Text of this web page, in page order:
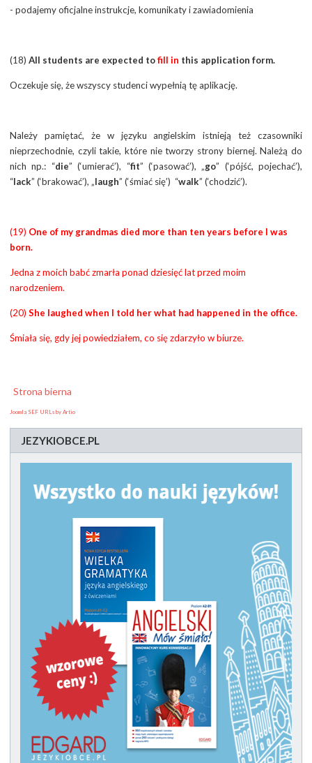
- podajemy oficjalne instrukcje, komunikaty i zawiadomienia
(18) All students are expected tofill in this application form.
Oczekuje się, że wszyscy studenci wypełnią tę aplikację.
Należy pamiętać, że w języku angielskim istnieją też czasowniki
nieprzechodnie, czyli takie, które nie tworzy strony biernej. Należą do
nich np.: “die” (‘umierać’), “fit” (‘pasować’), „go” (‘pójść, pojechać’),
“lack” (‘brakować’), „laugh” (‘śmiać się’) “walk” (‘chodzić’).
(19) One of my grandmas died more than ten years before I was
born.
Jedna z moich babć zmarła ponad dziesięć lat przed moim
narodzeniem.
(20) She laughed when I told her what had happened in the office.
Śmiała się, gdy jej powiedziałem, co się zdarzyło w biurze.
Strona bierna
Joomla SEF URLs by Artio
JEZYKIOBCE.PL